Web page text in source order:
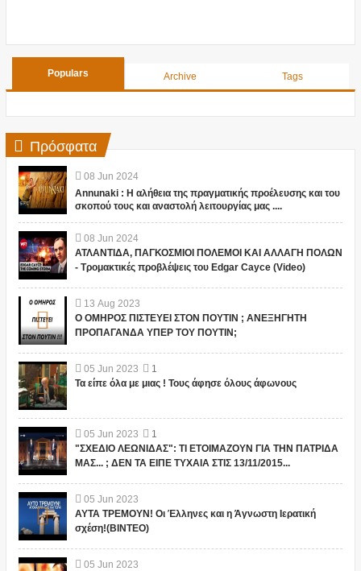
Populars Archive Tags
Πρόσφατα
08 Jun 2024
Annunaki : Η αλήθεια της πραγματικής προέλευσης και του
σκοπού τους και αναστολή λειτουργίας μας ....
08 Jun 2024
ΑΤΛΑΝΤΙΔΑ, ΠΑΓΚΟΣΜΙΟΙ ΠΟΛΕΜΟΙ ΚΑΙ ΑΛΛΑΓΗ ΠΟΛΩΝ
- Τρομακτικές προβλέψεις του Edgar Cayce (Video)
13 Aug 2023
Ο ΟΜΗΡΟΣ ΠΙΣΤΕΥΕΙ ΣΤΟΝ ΠΟΥΤΙΝ ; ΑΝΕΞΗΓΗΤΗ
ΠΡΟΠΑΓΑΝΔΑ ΥΠΕΡ ΤΟΥ ΠΟΥΤΙΝ;
05 Jun 2023
1
Τα είπε όλα με μιας ! Τους άφησε όλους άφωνους
05 Jun 2023
1
"ΣΧΕΔΙΟ ΛΕΩΝΙΔΑΣ": ΤΙ ΕΤΟΙΜΑΖΟΥΝ ΓΙΑ ΤΗΝ ΠΑΤΡΙΔΑ
ΜΑΣ... ; ΔΕΝ ΤΑ ΕΙΠΕ ΤΥΧΑΙΑ ΣΤΙΣ 13/11/2015...
05 Jun 2023
ΑΥΤΑ ΤΡΕΜΟΥΝ! Οι Έλληνες και η Άγνωστη Ιερατική
σχέση!(ΒΙΝΤΕΟ)
05 Jun 2023